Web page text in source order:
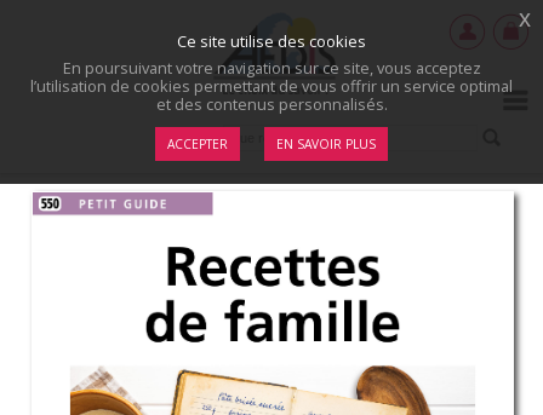
Ce site utilise des cookies
En poursuivant votre navigation sur ce site, vous acceptez
l’utilisation de cookies permettant de vous offrir un service optimal
et des contenus personnalisés.
ACCEPTER EN SAVOIR PLUS
x